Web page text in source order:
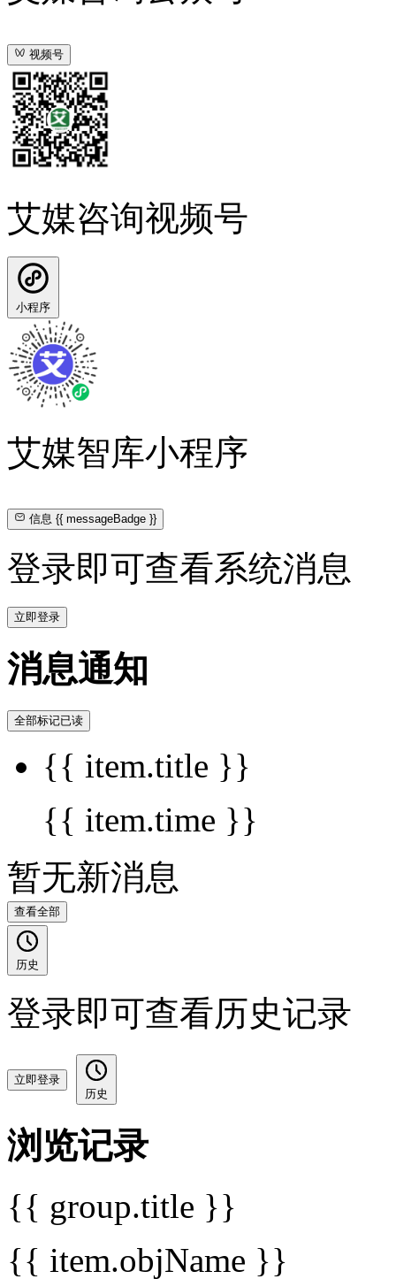
视频号
艾媒咨询视频号
小程序
艾媒智库小程序
信息{{ messageBadge }}
登录即可查看系统消息
立即登录
消息通知
全部标记已读
{{ item.title }}
{{ item.time }}
暂无新消息
查看全部
历史
登录即可查看历史记录
立即登录
历史
浏览记录
{{ group.title }}
{{ item.objName }}